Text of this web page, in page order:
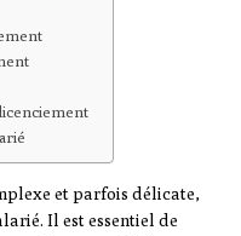
et parfois délicate,
Il est essentiel de